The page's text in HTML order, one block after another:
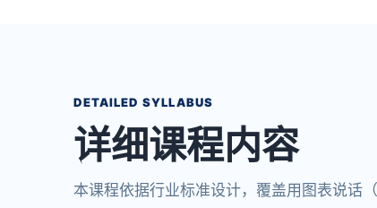
DETAILED SYLLABUS
详细课程内容
本课程依据行业标准设计，覆盖用图表说话